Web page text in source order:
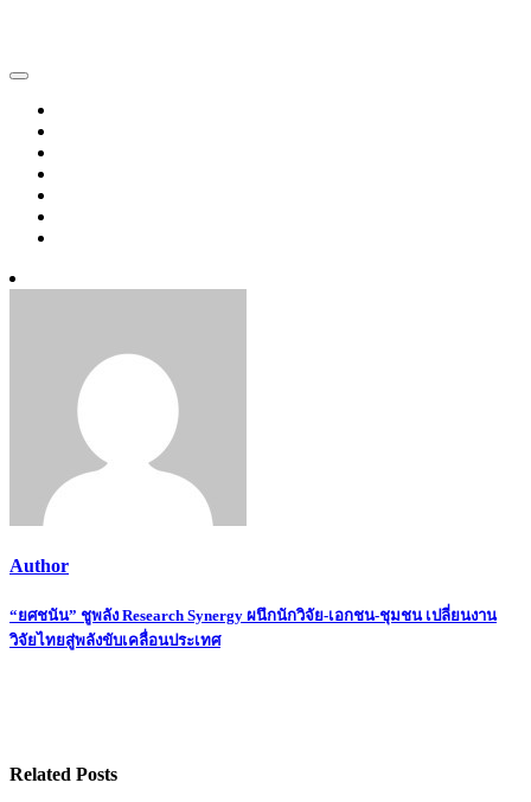
Author
Post
navigation
“ยศชนัน” ชูพลัง Research Synergy ผนึกนักวิจัย-เอกชน-ชุมชน เปลี่ยนงาน
วิจัยไทยสู่พลังขับเคลื่อนประเทศ
Related Posts